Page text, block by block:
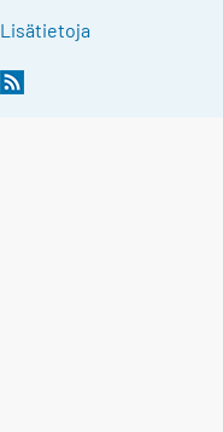
Lisätietoja